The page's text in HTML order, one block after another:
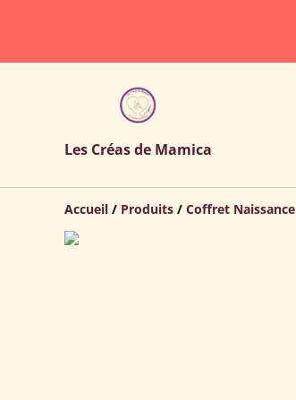
Les Créas de Mamica
Accueil / Produits / Coffret Naissance